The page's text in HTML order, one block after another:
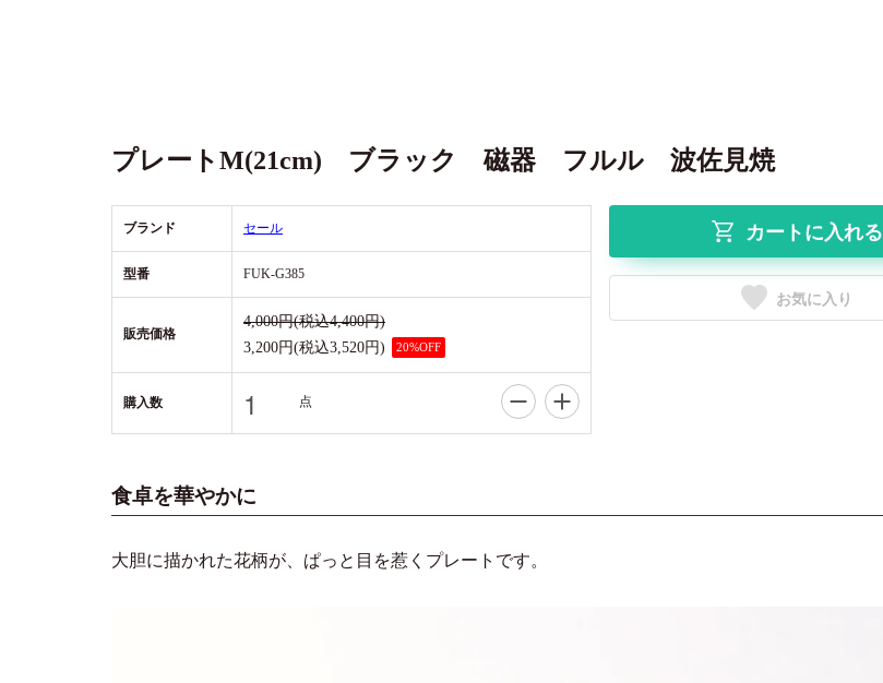
プレートM(21cm) ブラック 磁器 フルル 波佐見焼
ブランド セール
型番 FUK-G385
販売価格
4,000円(税込4,400円)
3,200円(税込3,520円)
20%OFF
購入数 点
カートに入れる
お気に入り
食卓を華やかに
大胆に描かれた花柄が、ぱっと目を惹くプレートです。